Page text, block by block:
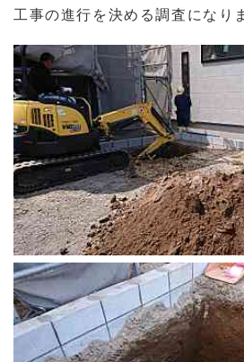
工事の進行を決める調査になり